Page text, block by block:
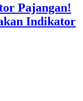
Pajangan!
Indikator